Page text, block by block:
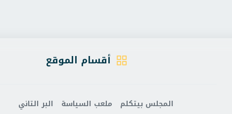
أقسام الموقع
المجلس بيتكلم
ملعب السياسة
البر التاني